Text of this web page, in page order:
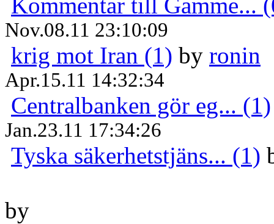
Nov.08.11 23:10:09
krig mot Iran (1) by ronin
Apr.15.11 14:32:34
Centralbanken gör eg... (1)
Jan.23.11 17:34:26
Tyska säkerhetstjäns... (1)
by